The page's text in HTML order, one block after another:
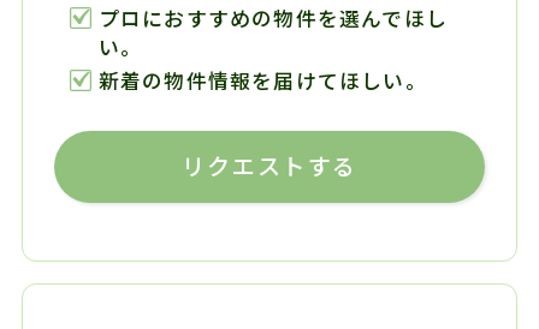
プロにおすすめの物件を選んでほし
い。
新着の物件情報を届けてほしい。
リクエストする